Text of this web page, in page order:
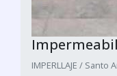
IMPERLLAJE / Santo